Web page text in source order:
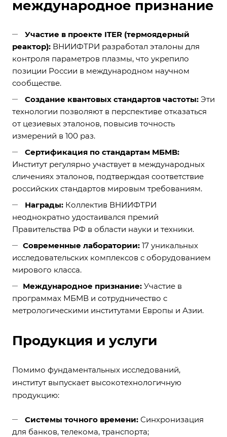
международное признание
Участие в проекте ITER (термоядерный
реактор): ВНИИФТРИ разработал эталоны для
контроля параметров плазмы, что укрепило
позиции России в международном научном
сообществе.
Создание квантовых стандартов частоты: Эти
технологии позволяют в перспективе отказаться
от цезиевых эталонов, повысив точность
измерений в 100 раз.
Сертификация по стандартам МБМВ:
Институт регулярно участвует в международных
сличениях эталонов, подтверждая соответствие
российских стандартов мировым требованиям.
Награды: Коллектив ВНИИФТРИ
неоднократно удостаивался премий
Правительства РФ в области науки и техники.
Современные лаборатории: 17 уникальных
исследовательских комплексов с оборудованием
мирового класса.
Международное признание: Участие в
программах МБМВ и сотрудничество с
метрологическими институтами Европы и Азии.
Продукция и услуги
Помимо фундаментальных исследований,
институт выпускает высокотехнологичную
продукцию:
Системы точного времени: Синхронизация
для банков, телекома, транспорта;